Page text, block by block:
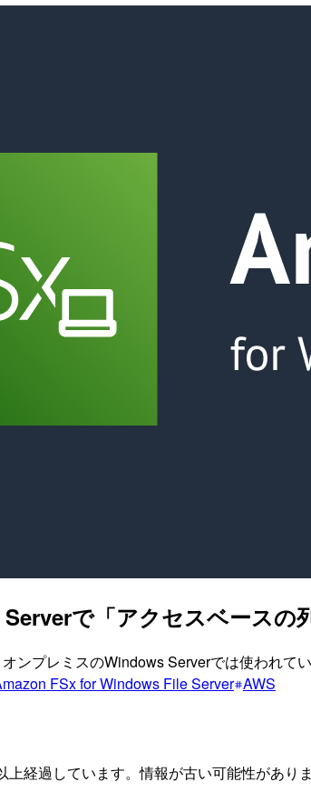
で「アクセスベース
ンプレミスのWindows Serverでは使われて
FSx for Windows File Server AWS
経過しています。情報が古い可能性があり